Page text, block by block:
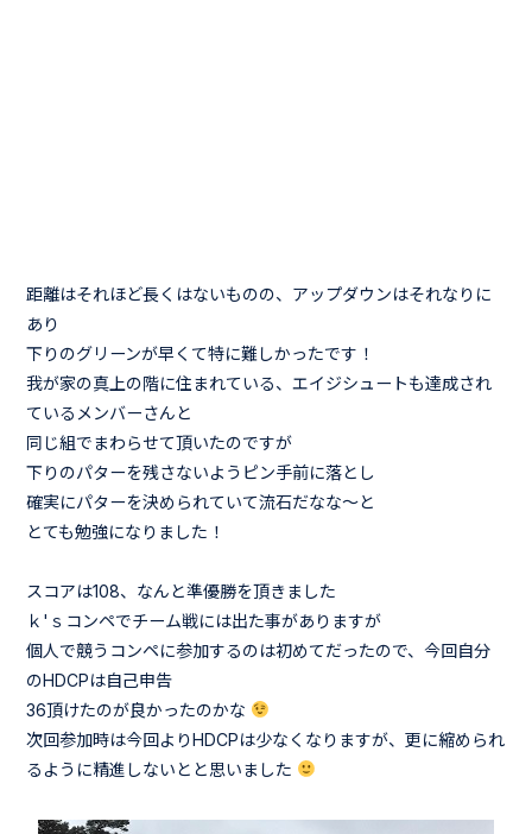
距離はそれほど長くはないものの、アップダウンはそれなりに
あり
下りのグリーンが早くて特に難しかったです！
我が家の真上の階に住まれている、エイジシュートも達成され
ているメンバーさんと
同じ組でまわらせて頂いたのですが
下りのパターを残さないようピン手前に落とし
確実にパターを決められていて流石だなな～と
とても勉強になりました！
スコアは108、なんと準優勝を頂きました
ｋ'ｓコンペでチーム戦には出た事がありますが
個人で競うコンペに参加するのは初めてだったので、今回自分
のHDCPは自己申告
36頂けたのが良かったのかな
次回参加時は今回よりHDCPは少なくなりますが、更に縮められ
るように精進しないとと思いました